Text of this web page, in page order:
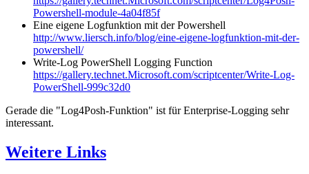
Powershell-module-4a04f85f
Eine eigene Logfunktion mit der Powershell
http://www.liersch.info/blog/eine-eigene-logfunktion-mit-der-
powershell/
Write-Log PowerShell Logging Function
https://gallery.technet.Microsoft.com/scriptcenter/Write-Log-
PowerShell-999c32d0
Gerade die "Log4Posh-Funktion" ist für Enterprise-Logging sehr
interessant.
Weitere Links